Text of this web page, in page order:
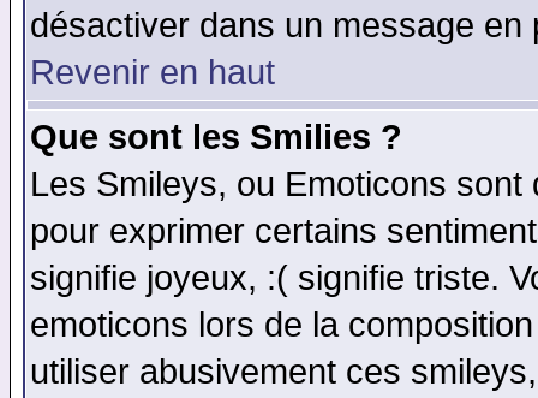
désactiver dans un message
Revenir en haut
Que sont les Smilies ?
Les Smileys, ou Emoticons
pour exprimer certains
signifie joyeux, :( signifie triste.
emoticons lors de la
utiliser abusivement ces